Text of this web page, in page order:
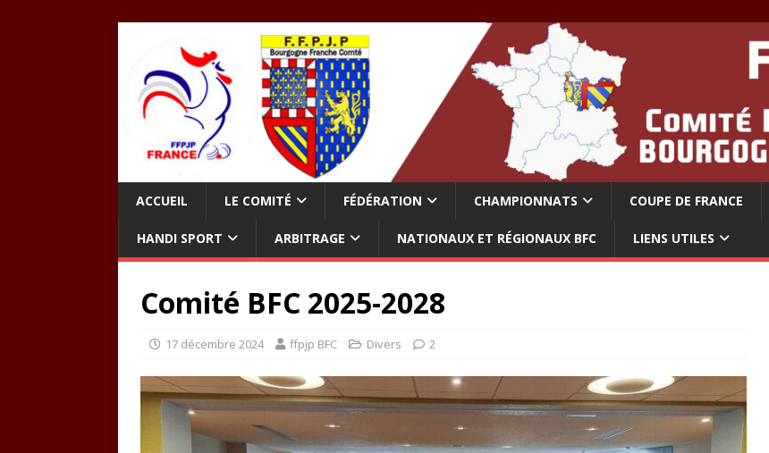
ACCUEIL LE COMITÉ FÉDÉRATION CHAMPIONNATS COUPE DE FRANCE
HANDI SPORT ARBITRAGE NATIONAUX ET RÉGIONAUX BFC LIENS UTILES
Comité BFC 2025-2028
17 décembre 2024 ffpjp BFC Divers 2